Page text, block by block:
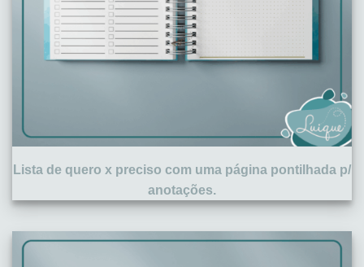
Lista de quero x preciso com uma página pontilhada p/
anotações.